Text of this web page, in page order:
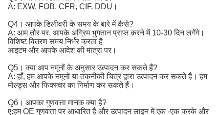
A: EXW, FOB, CFR, CIF, DDU।
Q4। आपके डिलीवरी के समय के बारे में कैसे?
A: आम तौर पर, आपके अग्रिम भुगतान प्राप्त करने में 10-30 दिन लगेंगे।
विशिष्ट वितरण समय निर्भर करता है
आइटम और आपके आदेश की मात्रा पर।
Q5। क्या आप नमूनों के अनुसार उत्पादन कर सकते हैं?
A: हाँ, हम आपके नमूनों या तकनीकी चित्र द्वारा उत्पादन कर सकते हैं। हम
मोल्ड्स और फिक्स्चर का निर्माण कर सकते हैं।
Q6। आपका गुणवत्ता मानक क्या है?
ए:हम OE गुणवत्ता पर आधारित हैं और उत्पादन लाइन में एक -एक करके और